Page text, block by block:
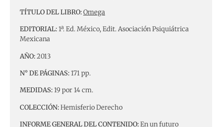
TÍTULO DEL LIBRO:Omega
EDITORIAL:1ª. Ed. México, Edit. Asociación Psiquiátrica
Mexicana
AÑO:2013
N° DE PÁGINAS:171 pp.
MEDIDAS:19 por 14 cm.
COLECCIÓN:Hemisferio Derecho
INFORME GENERAL DEL CONTENIDO:En un futuro